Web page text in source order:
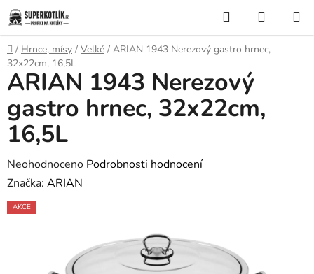
Přejít
na
obsah
Hledat
KOŠÍK
Domů
/ Hrnce, mísy / Velké / ARIAN 1943 Nerezový gastro hrnec,
32x22cm, 16,5L
ARIAN 1943 Nerezový
gastro hrnec, 32x22cm,
16,5L
Průměrné
hodnocení
produktu
Neohodnoceno Podrobnosti hodnocení
Značka: ARIAN
AKCE